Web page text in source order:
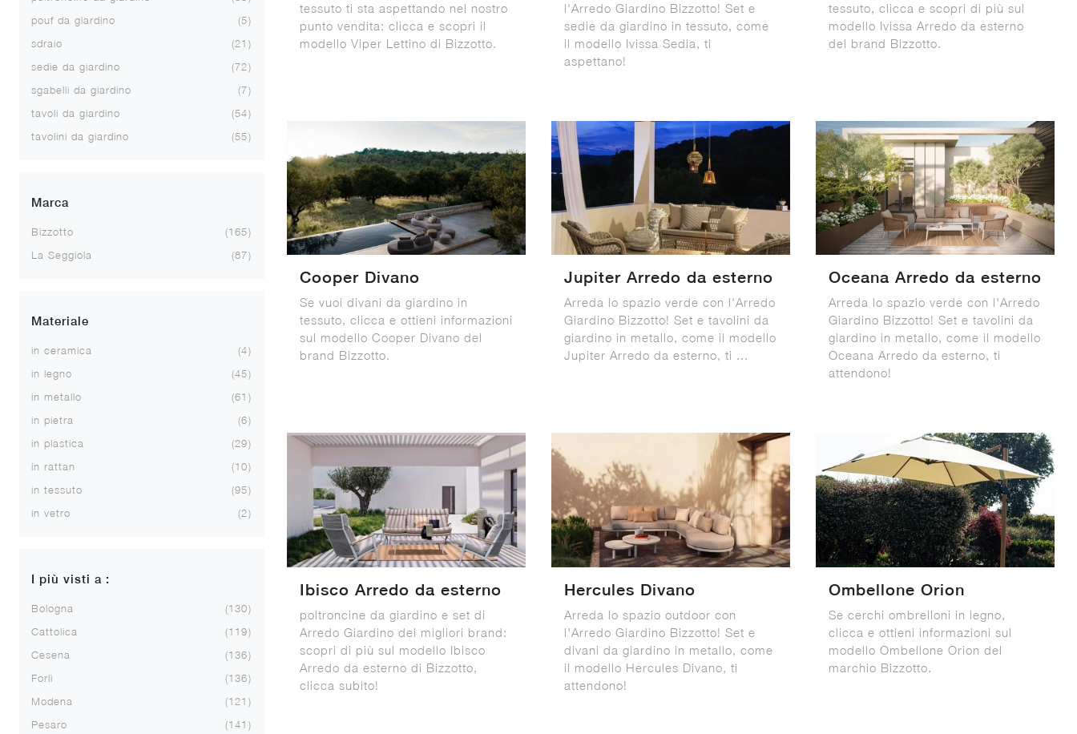
pouf da giardino
5
sdraio
21
sedie da giardino
72
sgabelli da giardino
7
tavoli da giardino
54
tavolini da giardino
55
Marca
Bizzotto
165
La Seggiola
87
Materiale
in ceramica
4
in legno
45
in metallo
61
in pietra
6
in plastica
29
in rattan
10
in tessuto
95
in vetro
2
I più visti a :
Bologna
130
Cattolica
119
Cesena
136
Forlì
136
Modena
121
Pesaro
141
tessuto ti sta aspettando nel nostro
punto vendita: clicca e scopri il
modello Viper Lettino di Bizzotto.
l'Arredo Giardino Bizzotto! Set e
sedie da giardino in tessuto, come
il modello Ivissa Sedia, ti
aspettano!
tessuto, clicca e scopri di più sul
modello Ivissa Arredo da esterno
del brand Bizzotto.
Cooper Divano
Se vuoi divani da giardino in
tessuto, clicca e ottieni informazioni
sul modello Cooper Divano del
brand Bizzotto.
Jupiter Arredo da esterno
Arreda lo spazio verde con l'Arredo
Giardino Bizzotto! Set e tavolini da
giardino in metallo, come il modello
Jupiter Arredo da esterno, ti ...
Oceana Arredo da esterno
Arreda lo spazio verde con l'Arredo
Giardino Bizzotto! Set e tavolini da
giardino in metallo, come il modello
Oceana Arredo da esterno, ti
attendono!
Ibisco Arredo da esterno
poltroncine da giardino e set di
Arredo Giardino dei migliori brand:
scopri di più sul modello Ibisco
Arredo da esterno di Bizzotto,
clicca subito!
Hercules Divano
Arreda lo spazio outdoor con
l'Arredo Giardino Bizzotto! Set e
divani da giardino in metallo, come
il modello Hercules Divano, ti
attendono!
Ombellone Orion
Se cerchi ombrelloni in legno,
clicca e ottieni informazioni sul
modello Ombellone Orion del
marchio Bizzotto.